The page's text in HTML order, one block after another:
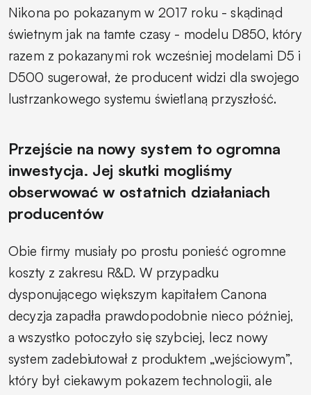
Nikona po pokazanym w 2017 roku - skądinąd
świetnym jak na tamte czasy - modelu D850, który
razem z pokazanymi rok wcześniej modelami D5 i
D500 sugerował, że producent widzi dla swojego
lustrzankowego systemu świetlaną przyszłość.
Przejście na nowy system to ogromna
inwestycja. Jej skutki mogliśmy
obserwować w ostatnich działaniach
producentów
Obie firmy musiały po prostu ponieść ogromne
koszty z zakresu R&D. W przypadku
dysponującego większym kapitałem Canona
decyzja zapadła prawdopodobnie nieco później,
a wszystko potoczyło się szybciej, lecz nowy
system zadebiutował z produktem „wejściowym”,
który był ciekawym pokazem technologii, ale